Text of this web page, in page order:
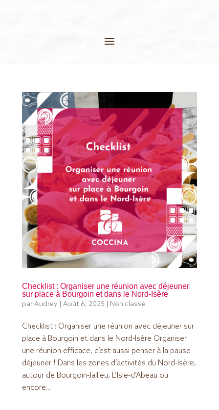
Checklist : Organiser une réunion avec déjeuner
sur place à Bourgoin et dans le Nord-Isère
parAudrey Août 6, 2025 Non classé
Checklist : Organiser une réunion avec déjeuner sur
place à Bourgoin et dans le Nord-Isère Organiser
une réunion efficace, c’est aussi penser à la pause
déjeuner ! Dans les zones d’activités du Nord-Isère,
autour de Bourgoin-Jallieu, L’Isle-d’Abeau ou
encore...